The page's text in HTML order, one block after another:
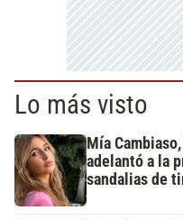
Lo más visto
Mía
adelantó a la
sandalias de